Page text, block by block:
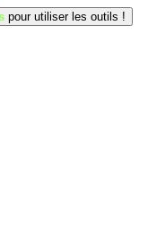
pour utiliser les outils !